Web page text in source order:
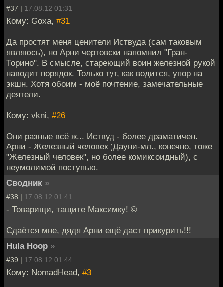
#37 | 17.08.12 01:31
Кому: Goxa, #31
Да простят меня ценители Иствуда (сам таковым
являюсь), но Арни чертовски напомнил "Гран-
Торино". В смысле, стареющий воин железной рукой
наводит порядок. Только тут, как водится, упор на
экшн. Хотя обоим - моё почтение, замечательные
деятели.
Кому: vkni, #26
Они разные всё ж... Иствуд - более драматичен.
Арни - Железный человек (Дауни-мл., конечно, тоже
"Железный человек", но более комиксоидный), с
неумолимой поступью.
Сводник »
#38 | 17.08.12 01:41
- Товарищи, тащите Максимку! ©
Сдаётся мне, дядя Арни ещё даст прикурить!!!
Hula Hoop »
#39 | 17.08.12 01:44
Кому: NomadHead, #3